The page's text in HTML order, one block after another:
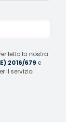
letto la nostra
2016/679 e
il servizio